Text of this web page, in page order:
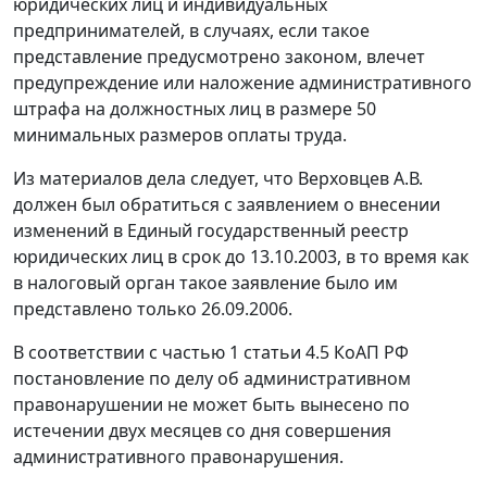
юридических лиц и индивидуальных
предпринимателей, в случаях, если такое
представление предусмотрено законом, влечет
предупреждение или наложение административного
штрафа на должностных лиц в размере 50
минимальных размеров оплаты труда.
Из материалов дела следует, что Верховцев А.В.
должен был обратиться с заявлением о внесении
изменений в Единый государственный реестр
юридических лиц в срок до 13.10.2003, в то время как
в налоговый орган такое заявление было им
представлено только 26.09.2006.
В соответствии с частью 1 статьи 4.5 КоАП РФ
постановление по делу об административном
правонарушении не может быть вынесено по
истечении двух месяцев со дня совершения
административного правонарушения.